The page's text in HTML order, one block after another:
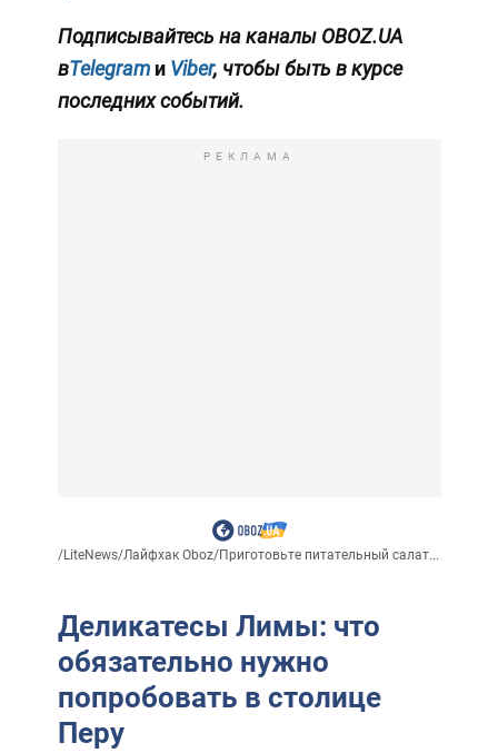
Подписывайтесь на каналы OBOZ.UA
вTelegramи Viber, чтобы быть в курсе
последних событий.
РЕКЛАМА
/LiteNews/Лайфхак Oboz/Приготовьте питательный салат...
Деликатесы Лимы: что
обязательно нужно
попробовать в столице
Перу